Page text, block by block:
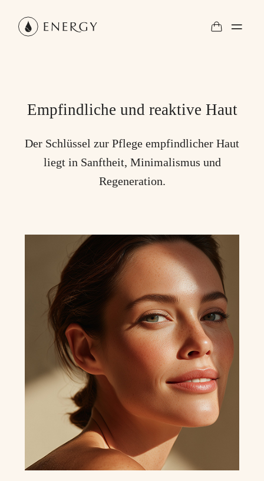
Empfindliche und reaktive Haut
Der Schlüssel zur Pflege empfindlicher Haut
liegt in Sanftheit, Minimalismus und
Regeneration.